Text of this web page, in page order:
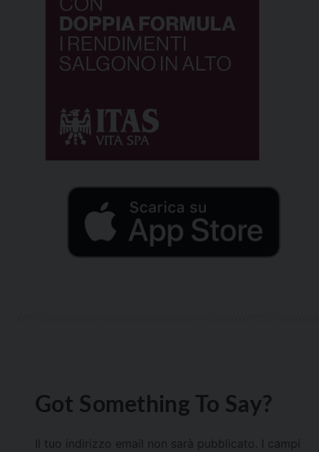
Got Something To Say?
Il tuo indirizzo email non sarà pubblicato.
I campi